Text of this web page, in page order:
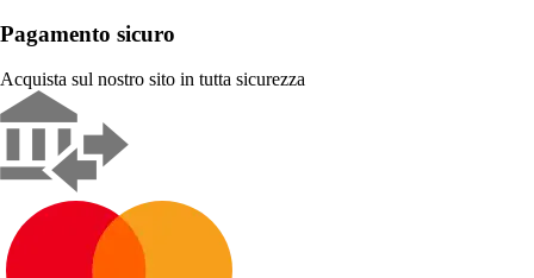
Pagamento sicuro
Acquista sul nostro sito in tutta sicurezza